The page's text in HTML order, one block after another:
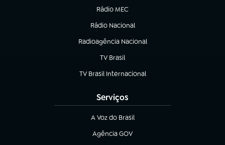
Rádio MEC
(abre em nova aba)
Rádio Nacional
Radioagência Nacional
(abre em nova aba)
TV Brasil
(abre em nova aba)
TV Brasil Internacional
(abre em nova aba)
Serviços
A Voz do Brasil
(abre em nova aba)
Agência GOV
(abre em nova aba)